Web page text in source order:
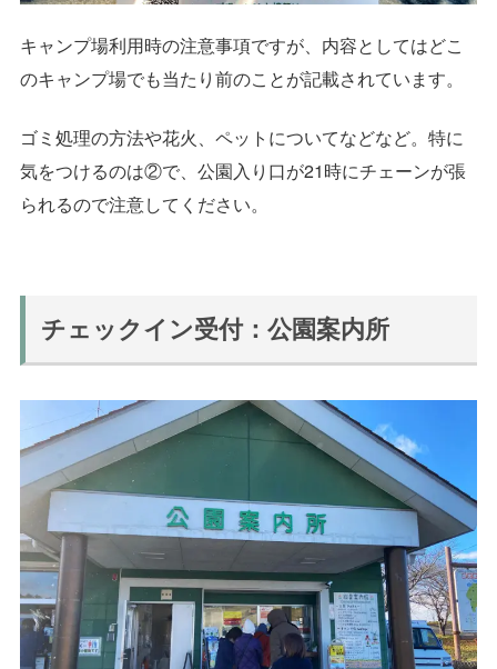
キャンプ場利用時の注意事項ですが、内容としてはどこ
のキャンプ場でも当たり前のことが記載されています。
ゴミ処理の方法や花火、ペットについてなどなど。特に
気をつけるのは②で、公園入り口が21時にチェーンが張
られるので注意してください。
チェックイン受付：公園案内所